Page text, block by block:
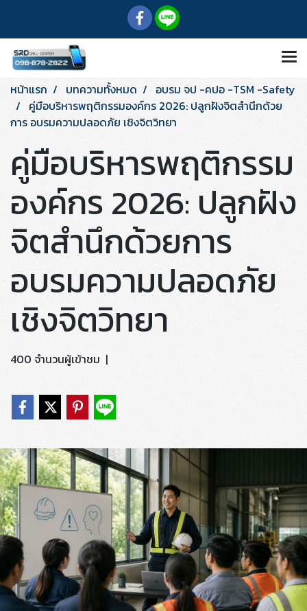
หน้าแรก บทความทั้งหมด
อบรม จป -คปอ -TSM -Safety
คู่มือบริหารพฤติกรรมองค์กร 2026: ปลูกฝังจิตสำนึกด้วย
การ อบรมความปลอดภัย เชิงจิตวิทยา
คู่มือบริหารพฤติกรรม
องค์กร 2026: ปลูกฝัง
จิตสำนึกด้วยการ
อบรมความปลอดภัย
เชิงจิตวิทยา
400 จำนวนผู้เข้าชม |